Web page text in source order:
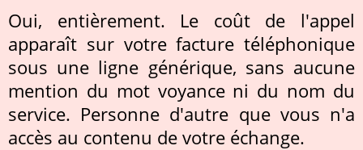
Oui, entièrement. Le coût de l'appel
apparaît sur votre facture téléphonique
sous une ligne générique, sans aucune
mention du mot voyance ni du nom du
service. Personne d'autre que vous n'a
accès au contenu de votre échange.